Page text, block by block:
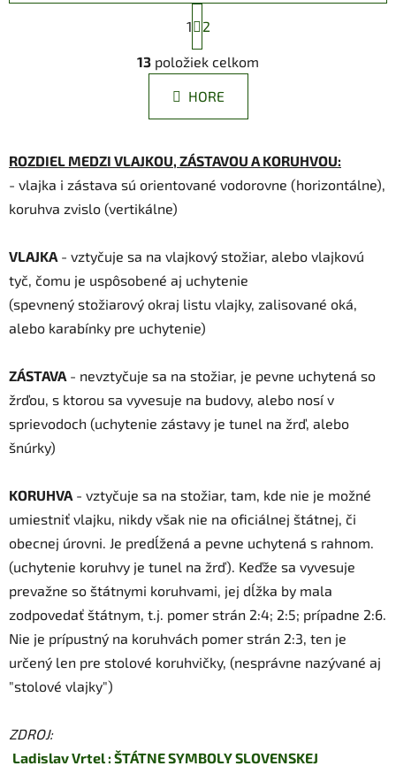
O
v
l
á
d
c
i
v
k
y
v
ý
i
s
u
S
t
r
á
n
k
n
i
e
1 2
13 položiek celkom
HORE
ROZDIEL MEDZI VLAJKOU, ZÁSTAVOU A KORUHVOU:
- vlajka i zástava sú orientované vodorovne (horizontálne),
koruhva zvislo (vertikálne)
VLAJKA - vztyčuje sa na vlajkový stožiar, alebo vlajkovú
tyč, čomu je uspôsobené aj uchytenie
(spevnený stožiarový okraj listu vlajky, zalisované oká,
alebo karabínky pre uchytenie)
ZÁSTAVA - nevztyčuje sa na stožiar, je pevne uchytená so
žrďou, s ktorou sa vyvesuje na budovy, alebo nosí v
sprievodoch (uchytenie zástavy je tunel na žrď, alebo
šnúrky)
KORUHVA - vztyčuje sa na stožiar, tam, kde nie je možné
umiestniť vlajku, nikdy však nie na oficiálnej štátnej, či
obecnej úrovni. Je predĺžená a pevne uchytená s rahnom.
(uchytenie koruhvy je tunel na žrď). Keďže sa vyvesuje
prevažne so štátnymi koruhvami, jej dĺžka by mala
zodpovedať štátnym, t.j. pomer strán 2:4; 2:5; prípadne 2:6.
Nie je prípustný na koruhvách pomer strán 2:3, ten je
určený len pre stolové koruhvičky, (nesprávne nazývané aj
"stolové vlajky")
ZDROJ:
Ladislav Vrtel : ŠTÁTNE SYMBOLY SLOVENSKEJ